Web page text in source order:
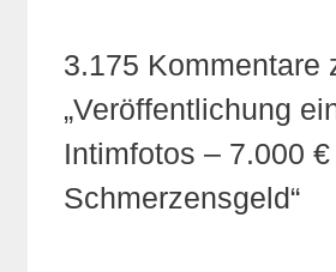
3.175 Kommentare
„Veröffentlichung
Intimfotos – 7.000 €
Schmerzensgeld“